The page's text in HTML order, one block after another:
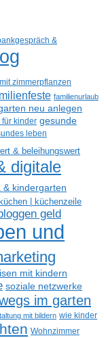
&
zimmerpflanzen
familienurlaub
neu anlegen
für kinder gesunde
leben
& beleihungswert
digitale
& kindergarten
| küchenzeile
geld
und
mit kindern
soziale netzwerke
im garten
mit bildern wie kinder
Wohnzimmer